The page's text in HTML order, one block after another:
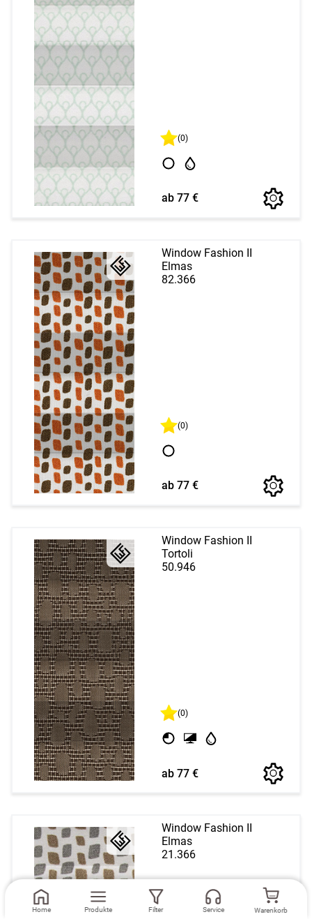
(0)
ab 77 €
Window Fashion II
Elmas
82.366
(0)
ab 77 €
Window Fashion II
Tortoli
50.946
(0)
ab 77 €
Window Fashion II
Elmas
21.366
Home Produkte Filter Service Warenkorb